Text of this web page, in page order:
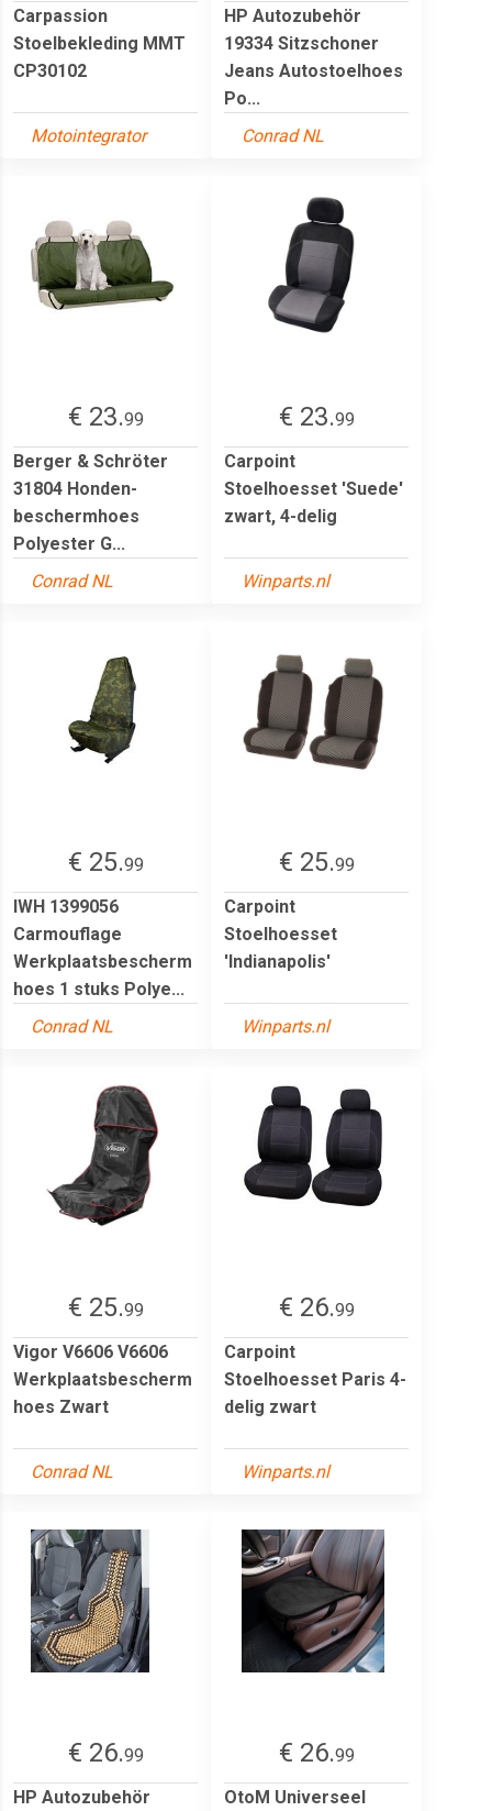
Carpassion
Stoelbekleding MMT
CP30102
Motointegrator
HP Autozubehör
19334 Sitzschoner
Jeans Autostoelhoes
Po...
Conrad NL
€ 23.99
Berger & Schröter
31804 Honden-
beschermhoes
Polyester G...
Conrad NL
€ 23.99
Carpoint
Stoelhoesset 'Suede'
zwart, 4-delig
Winparts.nl
€ 25.99
IWH 1399056
Carmouflage
Werkplaatsbescherm
hoes 1 stuks Polye...
Conrad NL
€ 25.99
Carpoint
Stoelhoesset
'Indianapolis'
Winparts.nl
€ 25.99
Vigor V6606 V6606
Werkplaatsbescherm
hoes Zwart
Conrad NL
€ 26.99
Carpoint
Stoelhoesset Paris 4-
delig zwart
Winparts.nl
€ 26.99
HP Autozubehör
€ 26.99
OtoM Universeel